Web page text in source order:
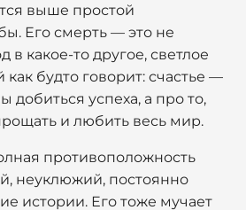
выше простой
Его смерть — это не
в какое-то другое, светлое
как будто говорит: счастье —
добиться успеха, а про то,
и любить весь мир.
противоположность
неуклюжий, постоянно
истории. Его тоже мучает